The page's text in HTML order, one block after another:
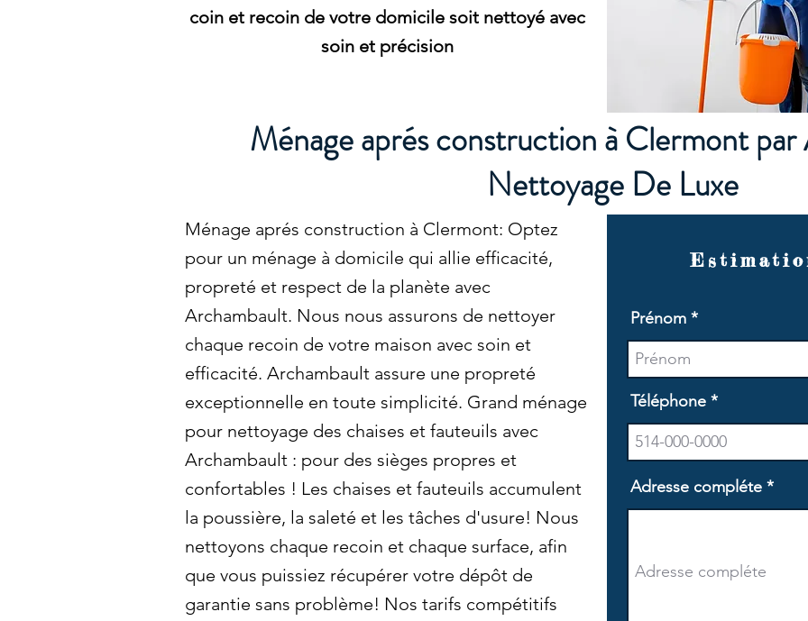
coin et recoin de votre domicile soit nettoyé avec
soin et précision
Ménage aprés construction à Clermont
Nettoyage De Luxe
Ménage aprés construction à Clermont: Optez
pour un ménage à domicile qui allie efficacité,
propreté et respect de la planète avec
Archambault. Nous nous assurons de nettoyer
chaque recoin de votre maison avec soin et
efficacité. Archambault assure une propreté
exceptionnelle en toute simplicité. Grand ménage
pour nettoyage des chaises et fauteuils avec
Archambault : pour des sièges propres et
confortables ! Les chaises et fauteuils accumulent
la poussière, la saleté et les tâches d'usure! Nous
nettoyons chaque recoin et chaque surface, afin
que vous puissiez récupérer votre dépôt de
garantie sans problème! Nos tarifs compétitifs
Prénom
Téléphone
Adresse compléte